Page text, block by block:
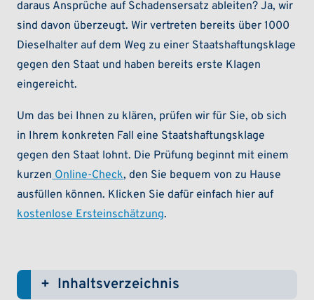
daraus Ansprüche auf Schadensersatz ableiten? Ja, wir
sind davon überzeugt. Wir vertreten bereits über 1000
Dieselhalter auf dem Weg zu einer Staatshaftungsklage
gegen den Staat und haben bereits erste Klagen
eingereicht.
Um das bei Ihnen zu klären, prüfen wir für Sie, ob sich
in Ihrem konkreten Fall eine Staatshaftungsklage
gegen den Staat lohnt. Die Prüfung beginnt mit einem
kurzen Online-Check, den Sie bequem von zu Hause
ausfüllen können. Klicken Sie dafür einfach hier auf
kostenlose Ersteinschätzung.
Inhaltsverzeichnis